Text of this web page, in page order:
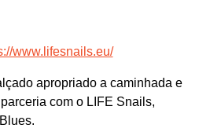
www.lifesnails.eu/
apropriado a caminhada e
com o LIFE Snails,